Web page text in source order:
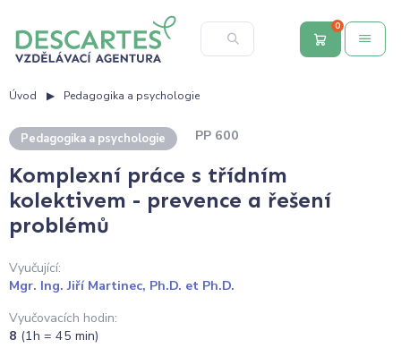
0
Úvod Pedagogika a psychologie
Pedagogika a psychologie PP 600
Komplexní práce s třídním
kolektivem - prevence a řešení
problémů
Vyučující:
Mgr. Ing. Jiří Martinec, Ph.D. et Ph.D.
Vyučovacích hodin:
8 (1h = 45 min)